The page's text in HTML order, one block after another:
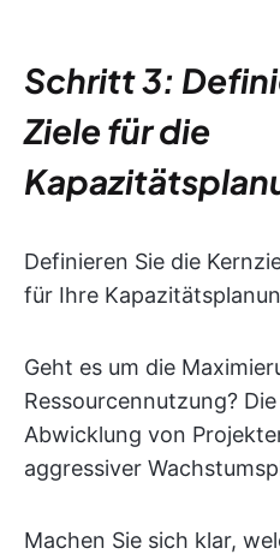
Schritt 3:
Ziele für die
Definieren Sie die
für Ihre
Geht es um die
Ressourcennutzung?
Abwicklung von
aggressiver
Machen Sie sich klar,